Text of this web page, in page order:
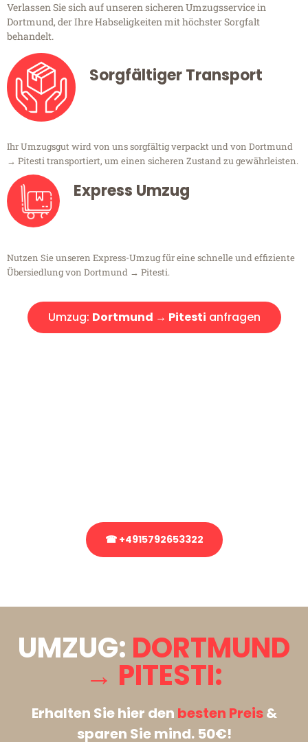
Verlassen Sie sich auf unseren sicheren Umzugsservice in
Dortmund, der Ihre Habseligkeiten mit höchster Sorgfalt
behandelt.
Sorgfältiger Transport
Ihr Umzugsgut wird von uns sorgfältig verpackt und von Dortmund
→ Pitesti transportiert, um einen sicheren Zustand zu gewährleisten.
Express Umzug
Nutzen Sie unseren Express-Umzug für eine schnelle und effiziente
Übersiedlung von Dortmund → Pitesti.
Umzug: Dortmund → Pitesti anfragen
☎ +4915792653322
UMZUG: DORTMUND
→ PITESTI:
Erhalten Sie hier den besten Preis&
sparen Sie mind. 50€!